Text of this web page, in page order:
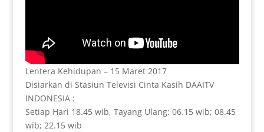
Lentera Kehidupan – 15 Maret 2017
Disiarkan di Stasiun Televisi Cinta Kasih DAAITV
INDONESIA :
Setiap Hari 18.45 wib, Tayang Ulang: 06.15 wib; 08.45
wib; 22.15 wib